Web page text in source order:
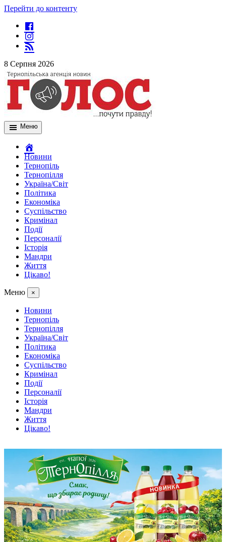
Перейти до контенту
8 Серпня 2026
Меню
Новини
Тернопіль
Тернопілля
Україна/Світ
Політика
Економіка
Суспільство
Кримінал
Події
Персоналії
Історія
Мандри
Життя
Цікаво!
Меню ×
Новини
Тернопіль
Тернопілля
Україна/Світ
Політика
Економіка
Суспільство
Кримінал
Події
Персоналії
Історія
Мандри
Життя
Цікаво!